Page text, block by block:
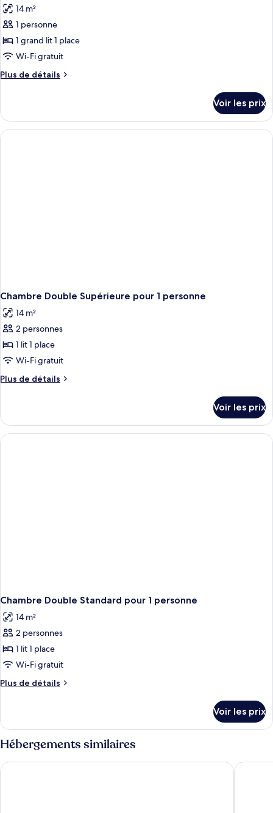
14 m²
1 personne
1 grand lit 1 place
Wi-Fi gratuit
Plus de détails
Plus
le
type
de
Voir les prix
Chambre Double Supérieure pour 1 personne
14 m²
2 personnes
1 lit 1 place
Wi-Fi gratuit
Plus de détails
Plus
le
type
de
Voir les prix
Chambre Double Standard pour 1 personne
14 m²
2 personnes
1 lit 1 place
Wi-Fi gratuit
Plus de détails
Plus
le
type
de
chambre
Chambre
Voir les prix
Hébergements similaires
Best Western Classic Hotel Europa